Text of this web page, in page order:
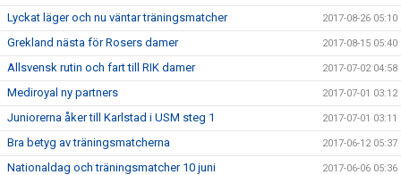
Lyckat läger och nu väntar träningsmatcher 2017-08-26 05:10
Grekland nästa för Rosers damer 2017-08-15 05:40
Allsvensk rutin och fart till RIK damer 2017-07-02 04:58
Mediroyal ny partners 2017-07-01 03:12
Juniorerna åker till Karlstad i USM steg 1 2017-07-01 03:11
Bra betyg av träningsmatcherna 2017-06-12 05:37
Nationaldag och träningsmatcher 10 juni 2017-06-06 05:36